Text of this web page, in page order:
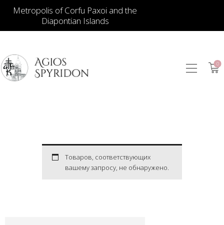
Metropolis of Corfu Paxoi and the
Diapontian Islands
0
ДЛЯ ЦЕРКВИ
ИЕРАТИЧЕСКИЕ
ПРЕДМЕТЫ
Товаров, соответствующих
вашему запросу, не обнаружено.